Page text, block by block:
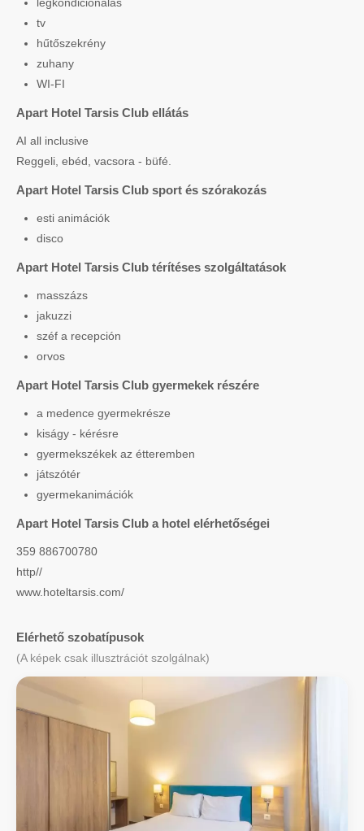
tv
hűtőszekrény
zuhany
WI-FI
Apart Hotel Tarsis Club ellátás
AI all inclusive
Reggeli, ebéd, vacsora - büfé.
Apart Hotel Tarsis Club sport és szórakozás
esti animációk
disco
Apart Hotel Tarsis Club térítéses szolgáltatások
masszázs
jakuzzi
széf a recepción
orvos
Apart Hotel Tarsis Club gyermekek részére
a medence gyermekrésze
kiságy - kérésre
gyermekszékek az étteremben
játszótér
gyermekanimációk
Apart Hotel Tarsis Club a hotel elérhetőségei
359 886700780
http//
www.hoteltarsis.com/
Elérhető szobatípusok
(A képek csak illusztrációt szolgálnak)